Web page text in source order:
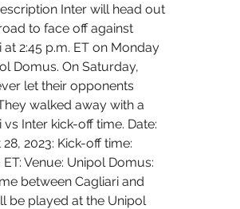
Inter will head out
to face off against
at 2:45 p.m. ET on Monday
Domus. On Saturday,
let their opponents
walked away with a
vs Inter kick-off time. Date:
2023: Kick-off time:
ET: Venue: Unipol Domus:
between Cagliari and
be played at the Unipol